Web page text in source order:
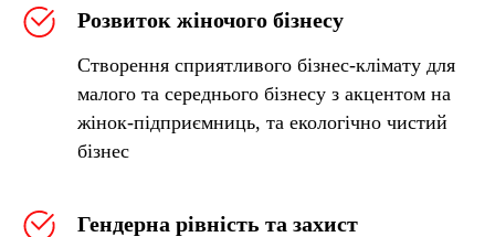
Розвиток жіночого бізнесу
Створення сприятливого бізнес-клімату для
малого та середнього бізнесу з акцентом на
жінок-підприємниць, та екологічно чистий
бізнес
Гендерна рівність та захист